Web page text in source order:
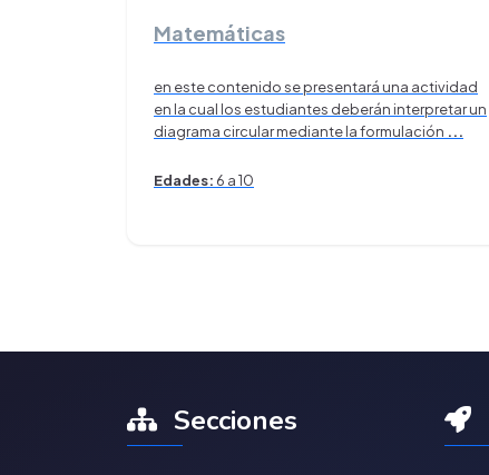
Matemáticas
en este contenido se presentará una actividad
en la cual los estudiantes deberán interpretar un
diagrama circular mediante la formulación ...
Edades: 6 a 10
Secciones